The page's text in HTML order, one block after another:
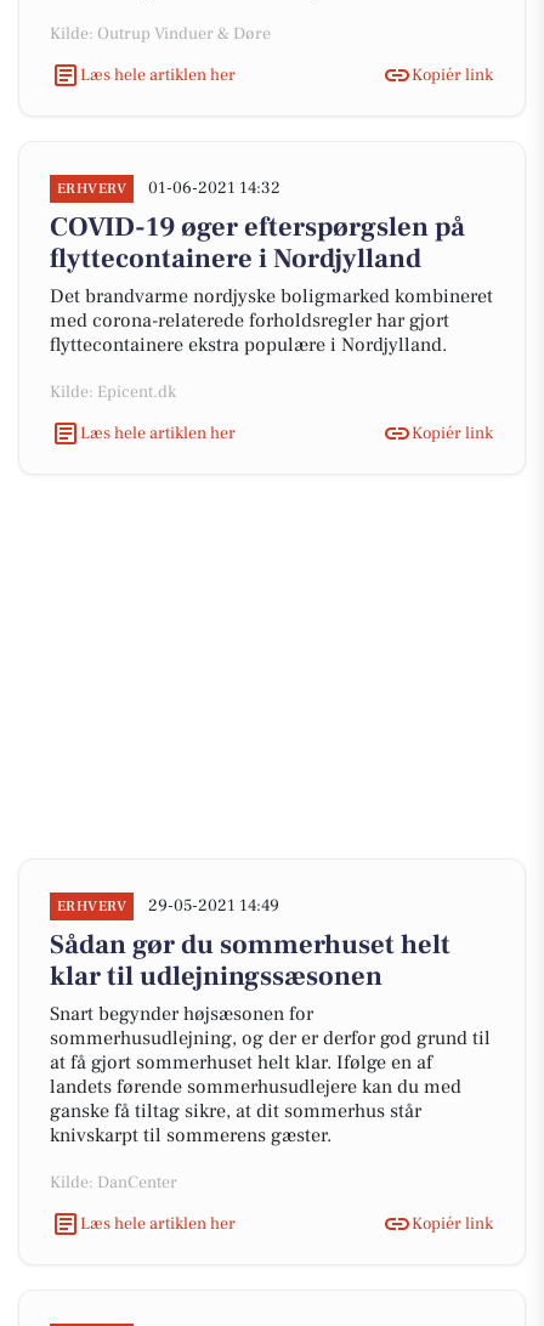
Kilde: Outrup Vinduer & Døre
Læs hele artiklen her
Kopiér link
ERHVERV 01-06-2021 14:32
COVID-19 øger efterspørgslen på
flyttecontainere i Nordjylland
Det brandvarme nordjyske boligmarked kombineret
med corona-relaterede forholdsregler har gjort
flyttecontainere ekstra populære i Nordjylland.
Kilde: Epicent.dk
Læs hele artiklen her
Kopiér link
ERHVERV 29-05-2021 14:49
Sådan gør du sommerhuset helt
klar til udlejningssæsonen
Snart begynder højsæsonen for
sommerhusudlejning, og der er derfor god grund til
at få gjort sommerhuset helt klar. Ifølge en af
landets førende sommerhusudlejere kan du med
ganske få tiltag sikre, at dit sommerhus står
knivskarpt til sommerens gæster.
Kilde: DanCenter
Læs hele artiklen her
Kopiér link